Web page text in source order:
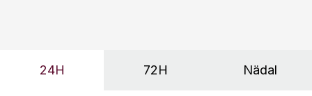
24H 72H Nädal